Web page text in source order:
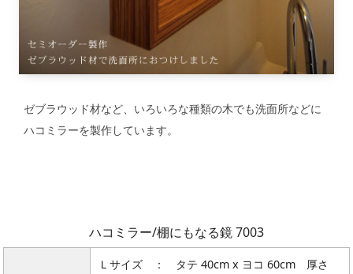
ゼブラウッド材など、いろいろな種類の木でも洗面所などに
ハコミラーを製作しています。
ハコミラー/棚にもなる鏡 7003
Ｌサイズ ： タテ 40cm x ヨコ 60cm 厚さ